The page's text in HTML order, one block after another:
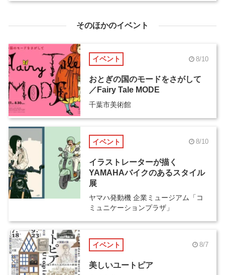
そのほかのイベント
イベント 8/10
おとぎの国のモードをさがして
／Fairy Tale MODE
千葉市美術館
イベント 8/10
イラストレーターが描く
YAMAHAバイクのあるスタイル
展
ヤマハ発動機 企業ミュージアム「コ
ミュニケーションプラザ」
イベント 8/7
美しいユートピア